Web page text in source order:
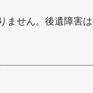
ません。後遺障害は